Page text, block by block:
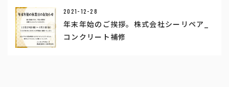
2021-12-28
年末年始のご挨拶。株式会社シーリペア_
コンクリート補修